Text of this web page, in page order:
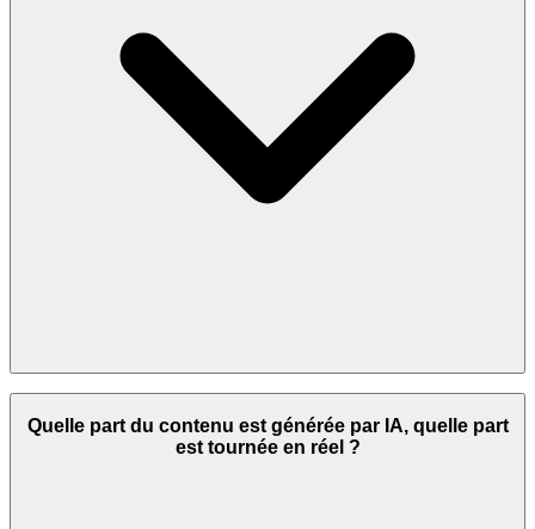
Quelle part du contenu est générée par IA, quelle part
est tournée en réel ?